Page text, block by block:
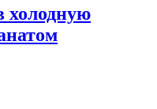
холодную